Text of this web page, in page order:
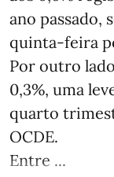
ano passado,
quinta-feira
Por outro
0,3%, uma
quarto
OCDE.
Entre ...